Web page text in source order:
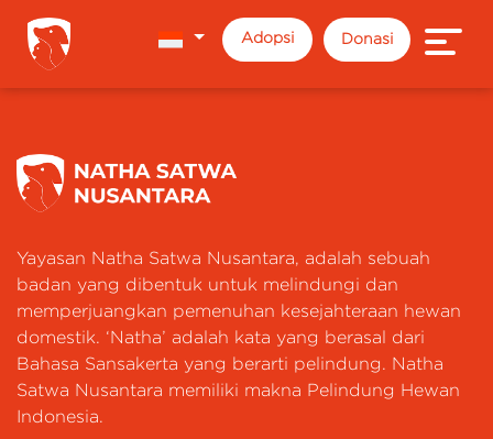
Adopsi Donasi
Yayasan Natha Satwa Nusantara, adalah sebuah
badan yang dibentuk untuk melindungi dan
memperjuangkan pemenuhan kesejahteraan hewan
domestik. ‘Natha’ adalah kata yang berasal dari
Bahasa Sansakerta yang berarti pelindung. Natha
Satwa Nusantara memiliki makna Pelindung Hewan
Indonesia.